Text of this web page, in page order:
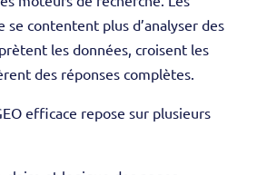
se contentent plus d’analyser des
les données, croisent les
des réponses complètes.
efficace repose sur plusieurs